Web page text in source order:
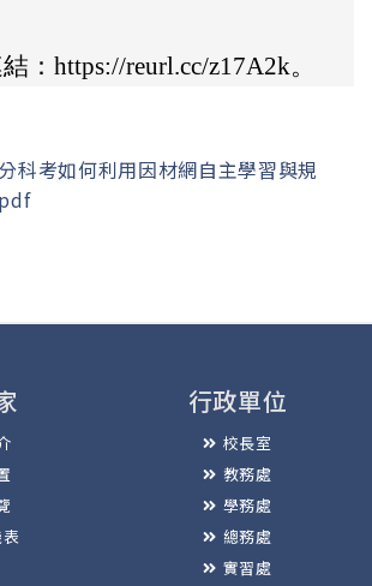
：https://reurl.cc/z17A2k。
科考如何利用因材網自主學習與規
行政單位
校長室
教務處
學務處
總務處
實習處